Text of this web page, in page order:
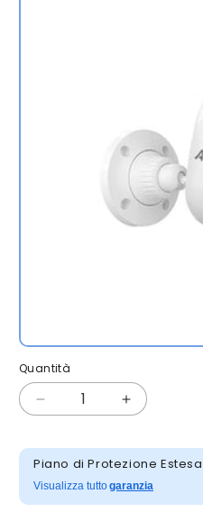
Quantità
Quantità
Diminuisci
per
Telecamera
a
batteria
Aumenta
per
a
batteria
Piano di Protezione
Visualizza tuttogaranzia